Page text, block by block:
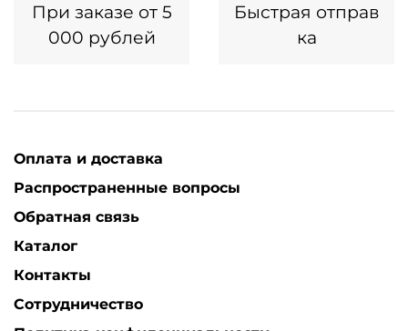
При заказе от 5
000 рублей
Быстрая отправ
ка
Оплата и доставка
Распространенные вопросы
Обратная связь
Каталог
Контакты
Сотрудничество